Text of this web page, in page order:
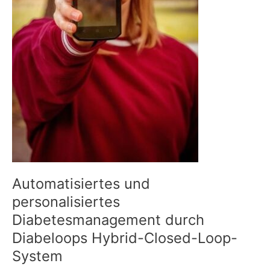
Automatisiertes und
personalisiertes
Diabetesmanagement durch
Diabeloops Hybrid-Closed-Loop-
System